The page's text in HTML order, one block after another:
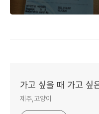
가고 싶을 때 가고 싶
제주,고양이